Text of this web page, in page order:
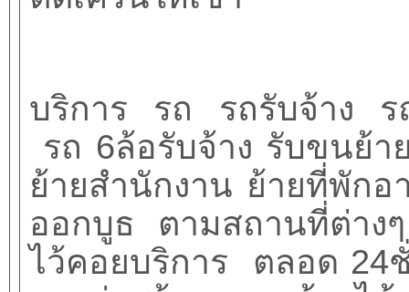
บริการ รถ รถรับจ้าง
รถ 6ล้อรับจ้าง รับขนย้
ย้ายสำนักงาน ย้ายที่พัก
ออกบูธ ตามสถานที่ต่าง
ไว้คอยบริการ ตลอด 24